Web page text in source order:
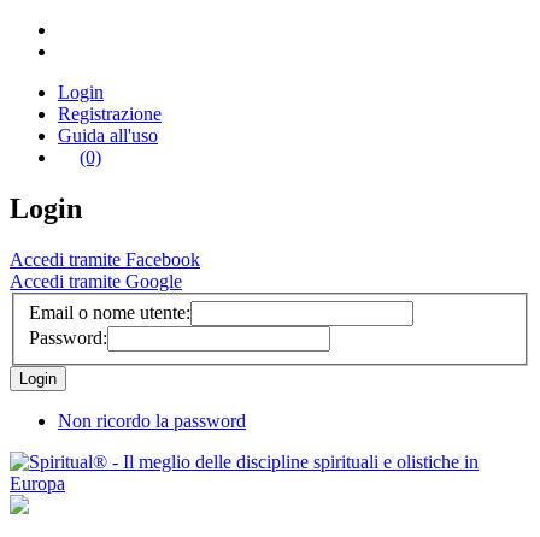
Login
Registrazione
Guida all'uso
(0)
Login
Accedi tramite Facebook
Accedi tramite Google
Email o nome utente:
Password:
Non ricordo la password